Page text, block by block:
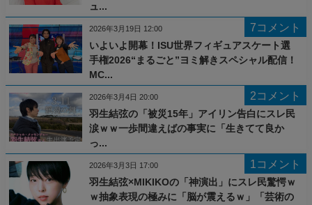
ュ...
7コメント
いよいよ開幕！ISU世界フィギュアスケート選
手権2026“まるごと”ヨミ解きスペシャル配信！
MC...
2026年3月19日 12:00
2コメント
羽生結弦の「被災15年」アイリン告白にスレ民
涙ｗｗ一歩間違えばの事実に「生きてて良か
っ...
2026年3月4日 20:00
1コメント
羽生結弦×MIKIKOの「神演出」にスレ民驚愕ｗ
ｗ抽象表現の極みに「脳が震えるｗ」「芸術の
2026年3月3日 17:00